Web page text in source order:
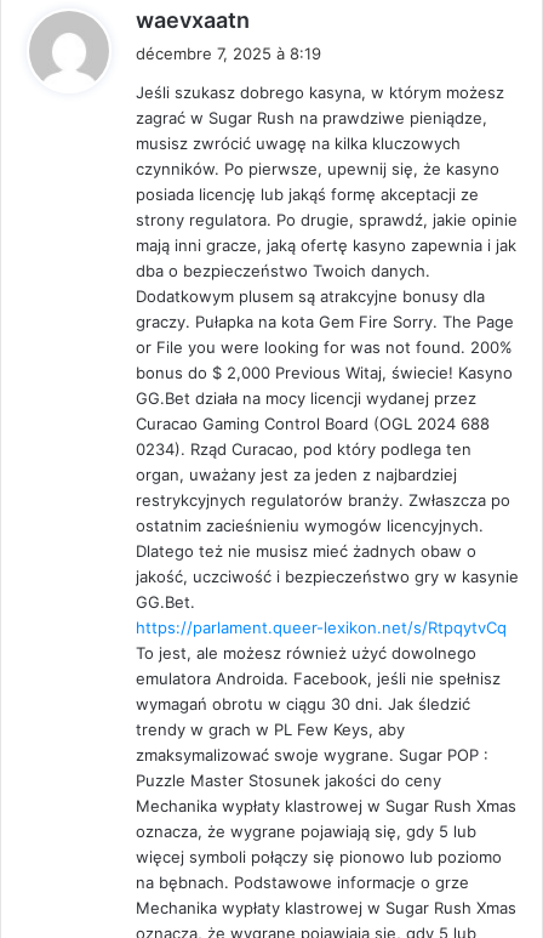
waevxaatn
décembre 7, 2025 à 8:19
Jeśli szukasz dobrego kasyna, w którym możesz
zagrać w Sugar Rush na prawdziwe pieniądze,
musisz zwrócić uwagę na kilka kluczowych
czynników. Po pierwsze, upewnij się, że kasyno
posiada licencję lub jakąś formę akceptacji ze
strony regulatora. Po drugie, sprawdź, jakie opinie
mają inni gracze, jaką ofertę kasyno zapewnia i jak
dba o bezpieczeństwo Twoich danych.
Dodatkowym plusem są atrakcyjne bonusy dla
graczy. Pułapka na kota Gem Fire Sorry. The Page
or File you were looking for was not found. 200%
bonus do $ 2,000 Previous Witaj, świecie! Kasyno
GG.Bet działa na mocy licencji wydanej przez
Curacao Gaming Control Board (OGL 2024 688
0234). Rząd Curacao, pod który podlega ten
organ, uważany jest za jeden z najbardziej
restrykcyjnych regulatorów branży. Zwłaszcza po
ostatnim zacieśnieniu wymogów licencyjnych.
Dlatego też nie musisz mieć żadnych obaw o
jakość, uczciwość i bezpieczeństwo gry w kasynie
GG.Bet.
https://parlament.queer-lexikon.net/s/RtpqytvCq
To jest, ale możesz również użyć dowolnego
emulatora Androida. Facebook, jeśli nie spełnisz
wymagań obrotu w ciągu 30 dni. Jak śledzić
trendy w grach w PL Few Keys, aby
zmaksymalizować swoje wygrane. Sugar POP :
Puzzle Master Stosunek jakości do ceny
Mechanika wypłaty klastrowej w Sugar Rush Xmas
oznacza, że wygrane pojawiają się, gdy 5 lub
więcej symboli połączy się pionowo lub poziomo
na bębnach. Podstawowe informacje o grze
Mechanika wypłaty klastrowej w Sugar Rush Xmas
oznacza, że wygrane pojawiają się, gdy 5 lub